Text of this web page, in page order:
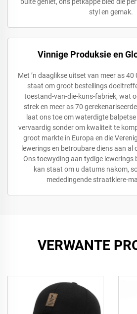
styl en gemak.
Vinnige Produksie en
Met ’n daaglikse uitset van meer as 40
staat om groot bestellings
toestand-van-die-kuns-fabriek, wat
strek en meer as 70
laat ons toe om waterdigte balpetse
vervaardig sonder om kwaliteit te
groot markte in Europa en die
lewerings en betroubare diens aan al
Ons toewyding aan tydige lewerings
kan staat om u datums nakom,
mededingende straatklere-
VERWANTE